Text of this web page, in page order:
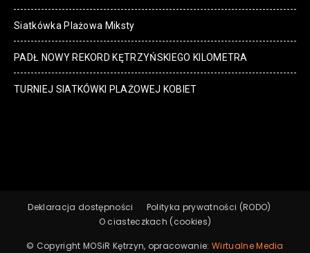
Siatkówka Plażowa Miksty
PADŁ NOWY REKORD KĘTRZYŃSKIEGO KILOMETRA
TURNIEJ SIATKÓWKI PLAŻOWEJ KOBIET
Deklaracja dostępności
Polityka prywatności (RODO)
O ciasteczkach (cookies)
© Copyright MOSiR Kętrzyn, opracowanie: Wirtualne Media